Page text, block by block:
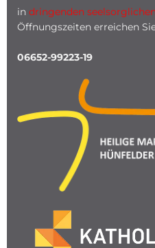
in dringenden
Öffnungszeiten erreichen
06652-99223-19